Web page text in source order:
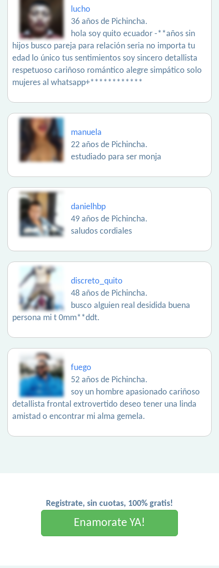
lucho
36 años de Pichincha.
hola soy quito ecuador -**años sin
hijos busco pareja para relación seria no importa tu
edad lo único tus sentimientos soy sincero detallista
respetuoso cariñoso romántico alegre simpático solo
mujeres al whatsapp+************
manuela
22 años de Pichincha.
estudiado para ser monja
danielhbp
49 años de Pichincha.
saludos cordiales
discreto_quito
48 años de Pichincha.
busco alguien real desidida buena
persona mi t 0mm**ddt.
fuego
52 años de Pichincha.
soy un hombre apasionado cariñoso
detallista frontal extrovertido deseo tener una linda
amistad o encontrar mi alma gemela.
Registrate, sin cuotas, 100% gratis!
Enamorate YA!